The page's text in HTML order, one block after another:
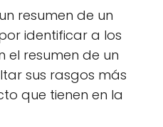
resumen de un
identificar a los
el resumen de un
sus rasgos más
que tienen en la